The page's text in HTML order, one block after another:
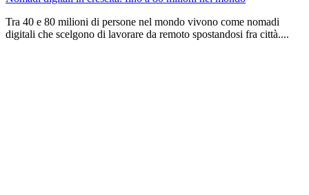
Tra 40 e 80 milioni di persone nel mondo vivono come nomadi
digitali che scelgono di lavorare da remoto spostandosi fra città....